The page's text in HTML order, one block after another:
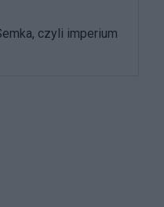
czyli imperium